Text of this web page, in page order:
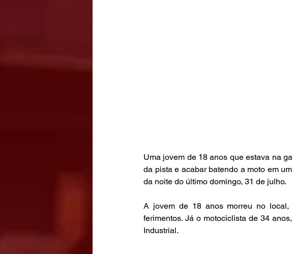
Uma jovem de 18 anos que estava na
da pista e acabar batendo a moto em
da noite do último domingo, 31 de julho.
A jovem de 18 anos morreu no
ferimentos. Já o motociclista de 34
Industrial.